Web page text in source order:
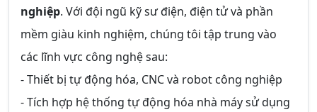
nghiệp. Với đội ngũ kỹ sư điện, điện tử và phần
mềm giàu kinh nghiệm, chúng tôi tập trung vào
các lĩnh vực công nghệ sau:
- Thiết bị tự động hóa, CNC và robot công nghiệp
- Tích hợp hệ thống tự động hóa nhà máy sử dụng